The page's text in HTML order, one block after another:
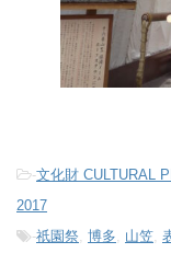
-文化財 CULTURAL
2017
-祇園祭 博多 山笠